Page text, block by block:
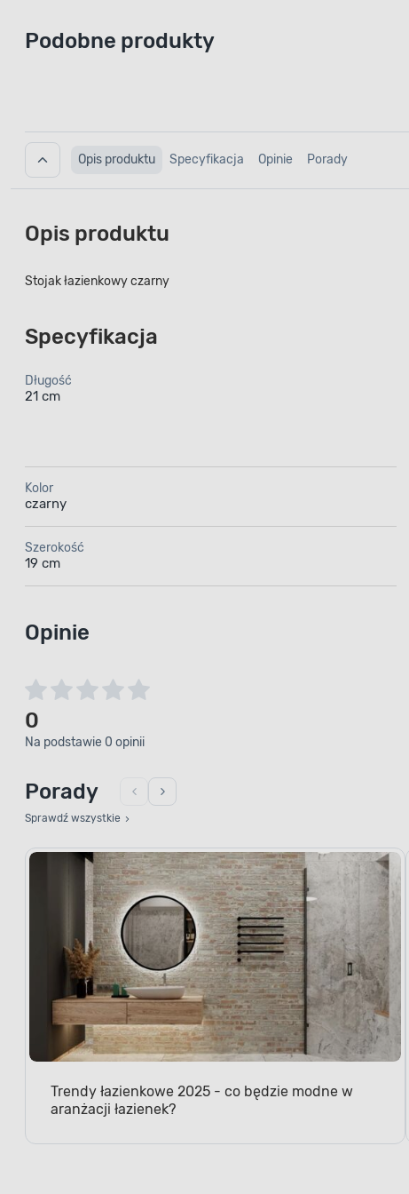
Podobne produkty
Opis produktu Specyfikacja Opinie Porady
Opis produktu
Stojak łazienkowy czarny
Specyfikacja
Długość
21 cm
Kolor
czarny
Szerokość
19 cm
Opinie
0
Na podstawie 0 opinii
Porady
Sprawdź wszystkie
Trendy łazienkowe 2025 - co będzie modne w
aranżacji łazienek?